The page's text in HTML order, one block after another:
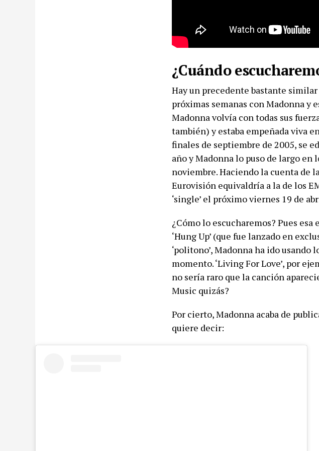
¿Cuándo
Hay un precedente bastante similar
próximas semanas con Madonna y
Madonna volvía con todas sus
también) y estaba empeñada viva
finales de septiembre de 2005, se
año y Madonna lo puso de largo en
noviembre. Haciendo la cuenta de
Eurovisión equivaldría a la de los
‘single’ el próximo viernes 19 de
¿Cómo lo escucharemos? Pues
‘Hung Up’ (que fue lanzado en
‘politono’, Madonna ha ido usando
momento. ‘Living For Love’, por
no sería raro que la canción
Music quizás?
Por cierto, Madonna acaba de
quiere decir: